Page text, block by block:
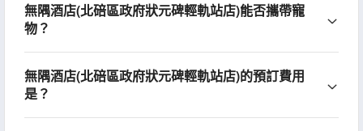
無隅酒店(北碚區政府狀元碑輕軌站店)能否攜帶寵
物？
無隅酒店(北碚區政府狀元碑輕軌站店)的預訂費用
是？